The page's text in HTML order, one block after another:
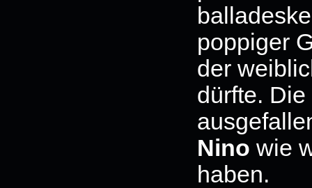
poppiger
der
dürfte.
Nino wie
haben.